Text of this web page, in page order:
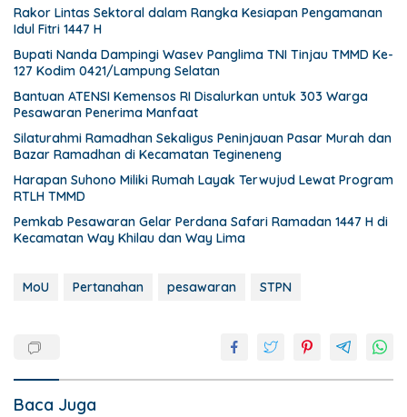
Rakor Lintas Sektoral dalam Rangka Kesiapan Pengamanan
Idul Fitri 1447 H
Bupati Nanda Dampingi Wasev Panglima TNI Tinjau TMMD Ke-
127 Kodim 0421/Lampung Selatan
Bantuan ATENSI Kemensos RI Disalurkan untuk 303 Warga
Pesawaran Penerima Manfaat
Silaturahmi Ramadhan Sekaligus Peninjauan Pasar Murah dan
Bazar Ramadhan di Kecamatan Tegineneng
Harapan Suhono Miliki Rumah Layak Terwujud Lewat Program
RTLH TMMD
Pemkab Pesawaran Gelar Perdana Safari Ramadan 1447 H di
Kecamatan Way Khilau dan Way Lima
MoU Pertanahan pesawaran STPN
Baca Juga